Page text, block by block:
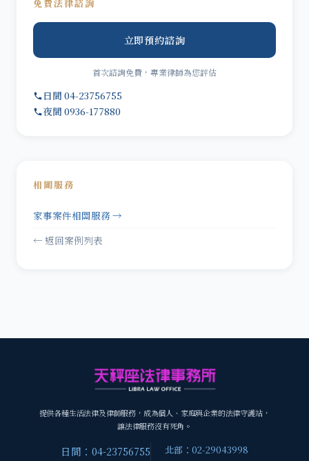
免費法律諮詢
立即預約諮詢
首次諮詢免費，專業律師為您評估
日間 04-23756755
夜間 0936-177880
相關服務
家事案件相關服務 →
← 返回案例列表
提供各種生活法律及律師服務，成為個人、家庭與企業的法律守護站，
讓法律服務沒有死角。
日間：04-23756755
北部：02-29043998